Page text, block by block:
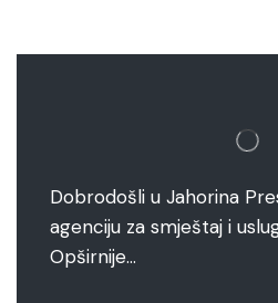
Dobrodošli u Jahorina
agenciju za smještaj i
Opširnije…